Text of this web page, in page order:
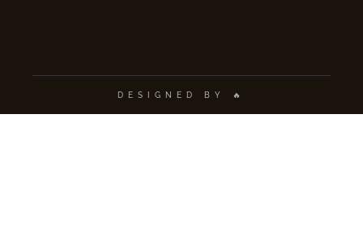
DESIGNED BY 🔥